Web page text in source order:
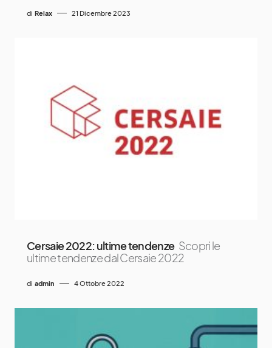
di Relax 21 Dicembre 2023
Cersaie 2022: ultime tendenze Scopri le
ultime tendenze dal Cersaie 2022
di admin 4 Ottobre 2022